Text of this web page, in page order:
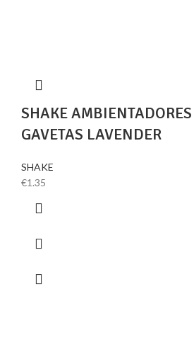
SHAKE
GAVETAS LAVENDER
SHAKE
€1.35